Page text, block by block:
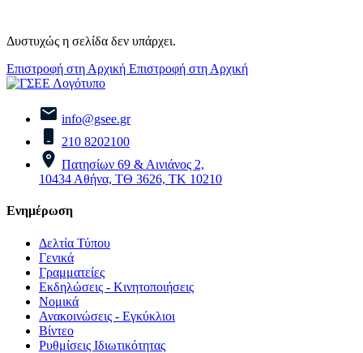
Δυστυχώς η σελίδα δεν υπάρχει.
Επιστροφή στη Αρχική Επιστροφή στη Αρχική
info@gsee.gr
210 8202100
Πατησίων 69 & Αινιάνος 2,
10434 Αθήνα, ΤΘ 3626, ΤΚ 10210
Ενημέρωση
Δελτία Τύπου
Γενικά
Γραμματείες
Εκδηλώσεις - Κινητοποιήσεις
Νομικά
Ανακοινώσεις - Εγκύκλιοι
Βίντεο
Ρυθμίσεις Ιδιωτικότητας